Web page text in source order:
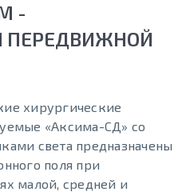
-
ПЕРЕДВИЖНОЙ
хирургические
«Аксима-СД» со
света предназначены
поля при
малой, средней и